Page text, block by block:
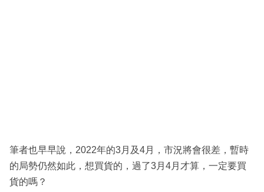
筆者也早早說，2022年的3月及4月，市況將會很差，暫時
的局勢仍然如此，想買貨的，過了3月4月才算，一定要買
貨的嗎？